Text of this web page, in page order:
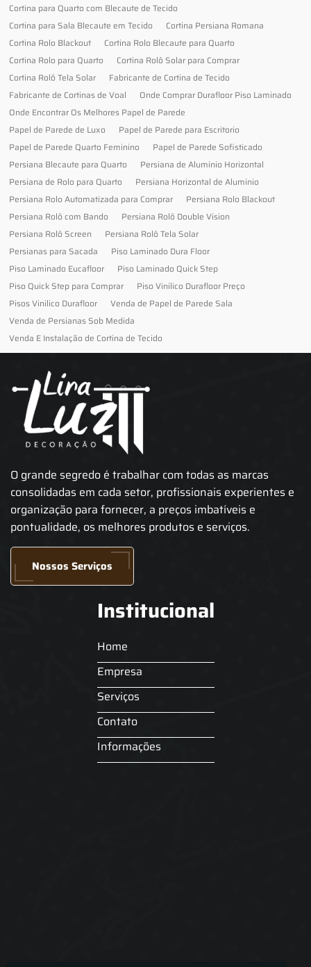
Cortina para Quarto com Blecaute de Tecido
Cortina para Sala Blecaute em Tecido
Cortina Persiana Romana
Cortina Rolo Blackout
Cortina Rolo Blecaute para Quarto
Cortina Rolo para Quarto
Cortina Rolô Solar para Comprar
Cortina Rolô Tela Solar
Fabricante de Cortina de Tecido
Fabricante de Cortinas de Voal
Onde Comprar Durafloor Piso Laminado
Onde Encontrar Os Melhores Papel de Parede
Papel de Parede de Luxo
Papel de Parede para Escritorio
Papel de Parede Quarto Feminino
Papel de Parede Sofisticado
Persiana Blecaute para Quarto
Persiana de Alumínio Horizontal
Persiana de Rolo para Quarto
Persiana Horizontal de Alumínio
Persiana Rolo Automatizada para Comprar
Persiana Rolo Blackout
Persiana Rolô com Bando
Persiana Rolô Double Vision
Persiana Rolô Screen
Persiana Rolô Tela Solar
Persianas para Sacada
Piso Laminado Dura Floor
Piso Laminado Eucafloor
Piso Laminado Quick Step
Piso Quick Step para Comprar
Piso Vinilico Durafloor Preço
Pisos Vinilico Durafloor
Venda de Papel de Parede Sala
Venda de Persianas Sob Medida
Venda E Instalação de Cortina de Tecido
O grande segredo é trabalhar com todas as marcas
consolidadas em cada setor, profissionais experientes e
organização para fornecer, a preços imbatíveis e
pontualidade, os melhores produtos e serviços.
Nossos Serviços
Institucional
Home
Empresa
Serviços
Contato
Informações